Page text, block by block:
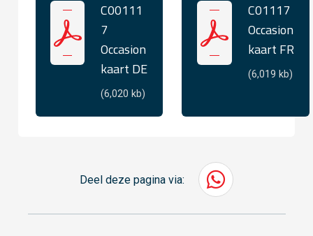
C00111
7
Occasion
kaart DE
(6,020 kb)
C01117
Occasion
kaart FR
(6,019 kb)
Deel deze pagina via: